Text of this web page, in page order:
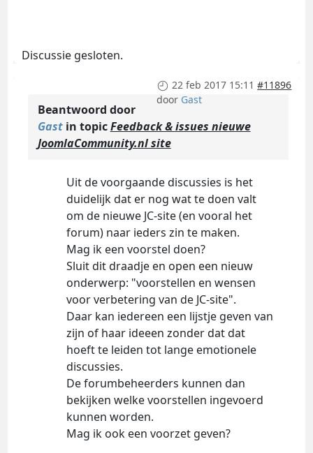
Discussie gesloten.
22 feb 2017 15:11 #11896
door Gast
Beantwoord door
Gastin topicFeedback & issues nieuwe
JoomlaCommunity.nl site
Uit de voorgaande discussies is het
duidelijk dat er nog wat te doen valt
om de nieuwe JC-site (en vooral het
forum) naar ieders zin te maken.
Mag ik een voorstel doen?
Sluit dit draadje en open een nieuw
onderwerp: "voorstellen en wensen
voor verbetering van de JC-site".
Daar kan iedereen een lijstje geven van
zijn of haar ideeen zonder dat dat
hoeft te leiden tot lange emotionele
discussies.
De forumbeheerders kunnen dan
bekijken welke voorstellen ingevoerd
kunnen worden.
Mag ik ook een voorzet geven?